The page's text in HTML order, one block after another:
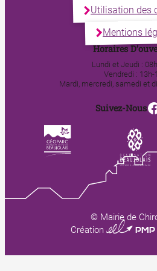
Utilisation des
Mentions
Horaires
Lundi et Jeudi :
Vendredi : 13h-
Mardi, mercredi, samedi et
Suivez-Nous
© Mairie de
Création 0123 PMP